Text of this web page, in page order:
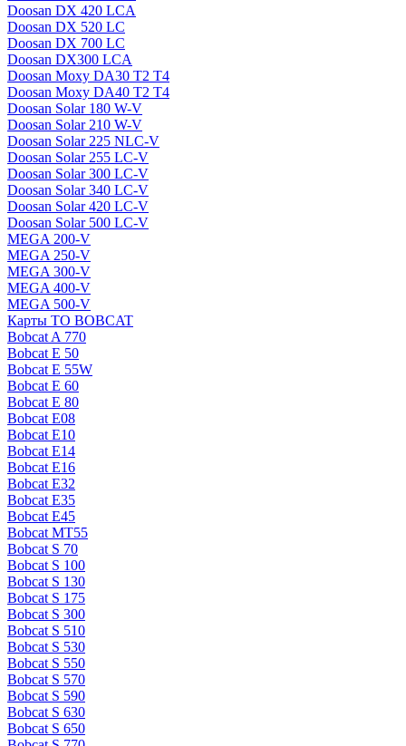
Doosan DX 420 LCA
Doosan DX 520 LC
Doosan DX 700 LC
Doosan DX300 LCA
Doosan Moxy DA30 T2 T4
Doosan Moxy DA40 T2 T4
Doosan Solar 180 W-V
Doosan Solar 210 W-V
Doosan Solar 225 NLC-V
Doosan Solar 255 LC-V
Doosan Solar 300 LC-V
Doosan Solar 340 LC-V
Doosan Solar 420 LC-V
Doosan Solar 500 LC-V
MEGA 200-V
MEGA 250-V
MEGA 300-V
MEGA 400-V
MEGA 500-V
Карты ТО BOBCAT
Bobcat A 770
Bobcat E 50
Bobcat E 55W
Bobcat E 60
Bobcat E 80
Bobcat E08
Bobcat E10
Bobcat E14
Bobcat E16
Bobcat E32
Bobcat E35
Bobcat E45
Bobcat MT55
Bobcat S 70
Bobcat S 100
Bobcat S 130
Bobcat S 175
Bobcat S 300
Bobcat S 510
Bobcat S 530
Bobcat S 550
Bobcat S 570
Bobcat S 590
Bobcat S 630
Bobcat S 650